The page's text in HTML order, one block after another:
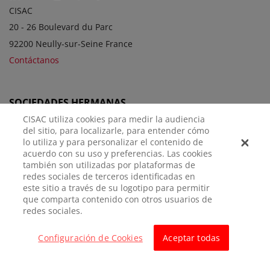
CISAC
20 - 26 Boulevard du Parc
92200 Neully-sur-Seine France
Contáctanos
SOCIEDADES HERMANAS
AVISO
POLÍTICA DE
COOKIES
CISAC utiliza cookies para medir la audiencia
del sitio, para localizarle, para entender cómo
lo utiliza y para personalizar el contenido de
acuerdo con su uso y preferencias. Las cookies
también son utilizadas por plataformas de
redes sociales de terceros identificadas en
este sitio a través de su logotipo para permitir
que comparta contenido con otros usuarios de
redes sociales.
Configuración de Cookies Aceptar todas